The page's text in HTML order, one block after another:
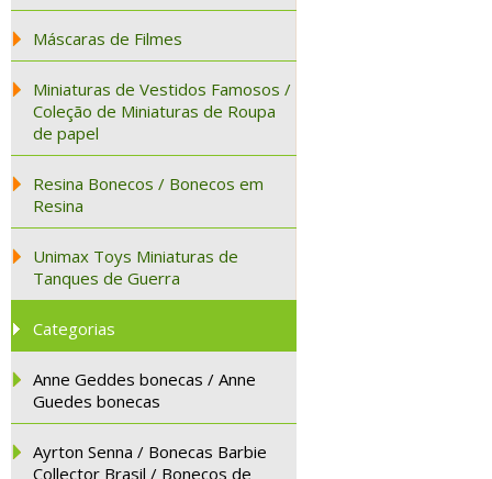
Máscaras de Filmes
Miniaturas de Vestidos Famosos /
Coleção de Miniaturas de Roupa
de papel
Resina Bonecos / Bonecos em
Resina
Unimax Toys Miniaturas de
Tanques de Guerra
Categorias
Anne Geddes bonecas / Anne
Guedes bonecas
Ayrton Senna / Bonecas Barbie
Collector Brasil / Bonecos de